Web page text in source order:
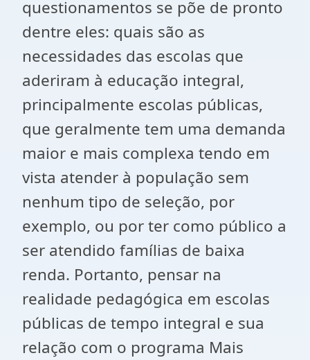
questionamentos se põe de pronto
dentre eles: quais são as
necessidades das escolas que
aderiram à educação integral,
principalmente escolas públicas,
que geralmente tem uma demanda
maior e mais complexa tendo em
vista atender à população sem
nenhum tipo de seleção, por
exemplo, ou por ter como público a
ser atendido famílias de baixa
renda. Portanto, pensar na
realidade pedagógica em escolas
públicas de tempo integral e sua
relação com o programa Mais